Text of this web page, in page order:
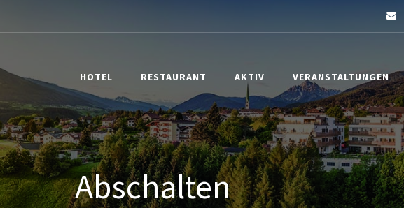
HOTEL RESTAURANT AKTIV VERANSTALTUNGEN
Abschalten